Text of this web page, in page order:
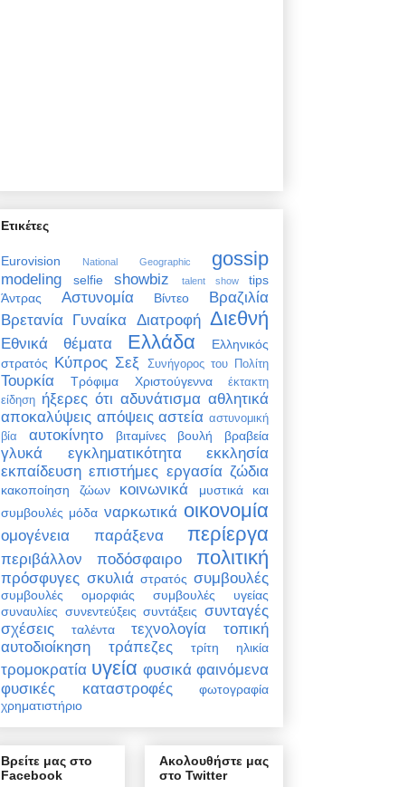
Ετικέτες
Eurovision National Geographic gossip
modeling selfie showbiz talent show
tips
Άντρας
Αστυνομία Βίντεο
Βραζιλία
Βρετανία Γυναίκα Διατροφή Διεθνή
Εθνικά θέματα Ελλάδα
Ελληνικός
στρατός Κύπρος Σεξ Συνήγορος του Πολίτη
Τουρκία Τρόφιμα Χριστούγεννα
έκτακτη
είδηση ήξερες ότι αδυνάτισμα αθλητικά
αποκαλύψεις απόψεις αστεία αστυνομική
βία
αυτοκίνητο βιταμίνες βουλή βραβεία
γλυκά εγκληματικότητα
εκκλησία
εκπαίδευση επιστήμες εργασία ζώδια
κακοποίηση ζώων κοινωνικά
μυστικά και
συμβουλές μόδα ναρκωτικά οικονομία
ομογένεια παράξενα περίεργα
περιβάλλον ποδόσφαιρο πολιτική
πρόσφυγες σκυλιά στρατός συμβουλές
συμβουλές ομορφιάς
συμβουλές υγείας
συναυλίες συνεντεύξεις συντάξεις συνταγές
σχέσεις
ταλέντα τεχνολογία
τοπική
αυτοδιοίκηση
τράπεζες τρίτη ηλικία
τρομοκρατία υγεία φυσικά φαινόμενα
φυσικές καταστροφές
φωτογραφία
χρηματιστήριο
Βρείτε μας στο
Facebook
Ακολουθήστε μας
στο Twitter